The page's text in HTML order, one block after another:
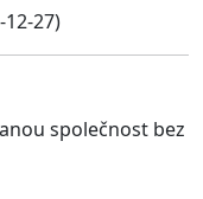
12-27)
společnost bez